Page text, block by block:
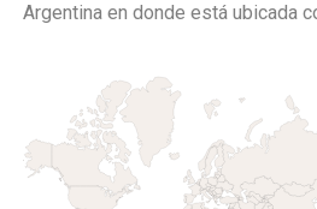
Argentina en donde está ubicada